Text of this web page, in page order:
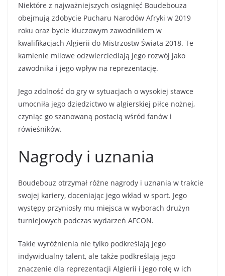
Niektóre z najważniejszych osiągnięć Boudebouza
obejmują zdobycie Pucharu Narodów Afryki w 2019
roku oraz bycie kluczowym zawodnikiem w
kwalifikacjach Algierii do Mistrzostw Świata 2018. Te
kamienie milowe odzwierciedlają jego rozwój jako
zawodnika i jego wpływ na reprezentację.
Jego zdolność do gry w sytuacjach o wysokiej stawce
umocniła jego dziedzictwo w algierskiej piłce nożnej,
czyniąc go szanowaną postacią wśród fanów i
rówieśników.
Nagrody i uznania
Boudebouz otrzymał różne nagrody i uznania w trakcie
swojej kariery, doceniając jego wkład w sport. Jego
występy przyniosły mu miejsca w wyborach drużyn
turniejowych podczas wydarzeń AFCON.
Takie wyróżnienia nie tylko podkreślają jego
indywidualny talent, ale także podkreślają jego
znaczenie dla reprezentacji Algierii i jego rolę w ich